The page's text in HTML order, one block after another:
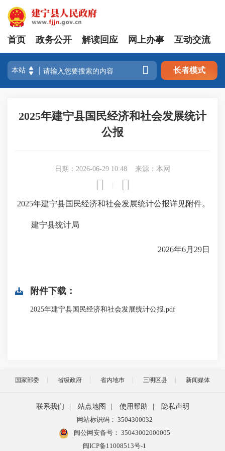
首页 政务公开 解读回应 网上办事 互动交流
 长者模式
2025年建宁县国民经济和社会发展统计
公报
日期：2026-06-29 10:48 来源：本网
 
2025年建宁县国民经济和社会发展统计公报详见附件。
建宁县统计局
2026年6月29日
附件下载：
2025年建宁县国民经济和社会发展统计公报.pdf
国家部委 省级政府 省内地市 三明区县 新闻媒体
联系我们 站点地图 使用帮助
隐私声明
网站标识码： 3504300032
闽公网安备号： 35043002000005
闽ICP备11008513号-1